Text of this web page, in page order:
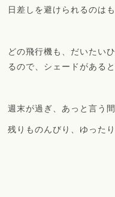
日差しを避けられるのは
どの飛行機も、だいたい
るので、シェードがある
週末が過ぎ、あっと言う間
残りものんびり、ゆった